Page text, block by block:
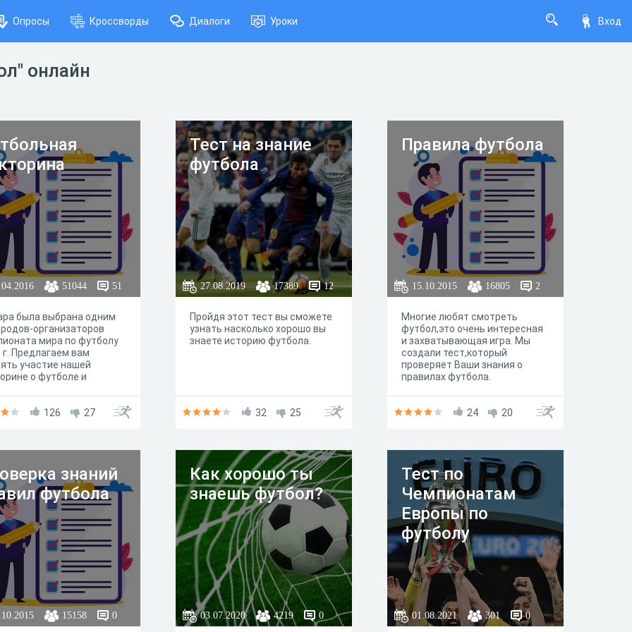
Вход
Опросы Кроссворды Диалоги Уроки
онлайн
51044 51
была выбрана одним
организаторов
мира по футболу
г. Предлагаем вам
участие нашей
о футболе и
126 27
Тест на знание
футбола
27.08.2019 17389 12
Пройдя этот тест вы сможете
узнать насколько хорошо вы
знаете историю футбола.
32 25
Правила футбола
15.10.2015 16805 2
Многие любят смотреть
футбол,это очень интересная
и захватывающая игра. Мы
создали тест,который
проверяет Ваши знания о
правилах футбола.
24 20
знаний
футбола
15158 0
Как хорошо ты
знаешь футбол?
03.07.2020 4219 0
Тест по
Чемпионатам
Европы по
футболу
01.08.2021 301 0